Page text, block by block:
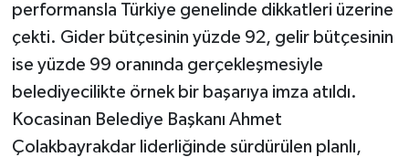
performansla Türkiye genelinde dikkatleri üzerine
çekti. Gider bütçesinin yüzde 92, gelir bütçesinin
ise yüzde 99 oranında gerçekleşmesiyle
belediyecilikte örnek bir başarıya imza atıldı.
Kocasinan Belediye Başkanı Ahmet
Çolakbayrakdar liderliğinde sürdürülen planlı,